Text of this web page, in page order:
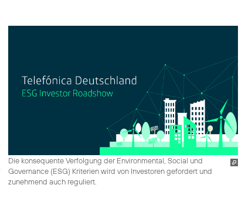
Die konsequente Verfolgung der Environmental, Social und
Governance (ESG) Kriterien wird von Investoren gefordert und
zunehmend auch reguliert.